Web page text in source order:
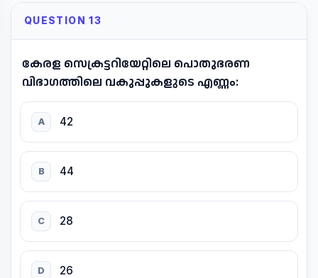
QUESTION 13
കേരള സെക്രട്ടറിയേറ്റിലെ പൊതുഭരണ
വിഭാഗത്തിലെ വകുപ്പുകളുടെ എണ്ണം:
A 42
B 44
C 28
D 26